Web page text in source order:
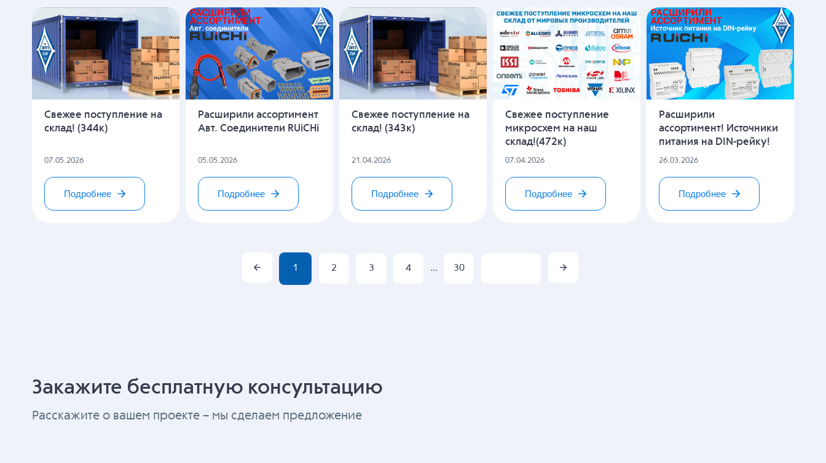
Свежее поступление на
склад! (344к)
07.05.2026
Подробнее
Расширили ассортимент
Авт. Соединители RUiCHi
05.05.2026
Подробнее
Свежее поступление на
склад! (343к)
21.04.2026
Подробнее
Свежее поступление
микросхем на наш
склад!(472к)
07.04.2026
Подробнее
Расширили
ассортимент! Источники
питания на DIN-рейку!
26.03.2026
Подробнее
1 2 3 4 ... 30
Закажите бесплатную консультацию
Расскажите о вашем проекте – мы сделаем предложение